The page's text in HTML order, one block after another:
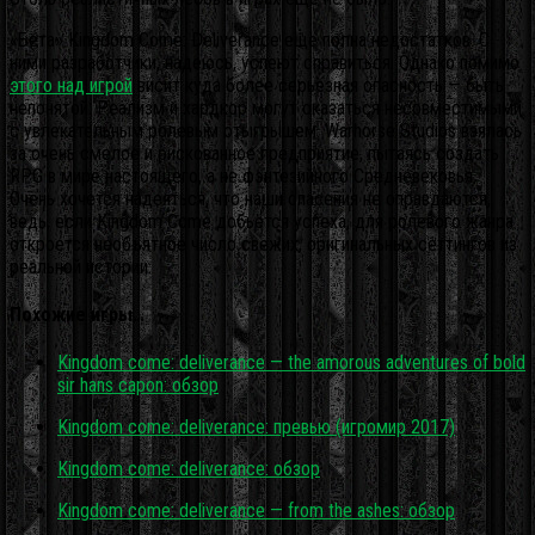
«Бета» Kingdom Come: Deliverance ещё полна недостатков. С
ними разработчики, надеюсь, успеют справиться. Однако помимо
этого над игрой висит куда более серьёзная опасность — быть
непонятой. Реализм и хардкор могут оказаться несовместимыми
с увлекательным ролевым отыгрышем. Warhorse Studios взялась
за очень смелое и рискованное предприятие, пытаясь создать
RPG в мире настоящего, а не фэнтезийного Средневековья.
Очень хочется надеяться, что наши опасения не оправдаются,
ведь, если Kingdom Come добьётся успеха, для ролевого жанра
откроется необъятное число свежих, оригинальных сеттингов из
реальной истории.
Похожие игры…
Kingdom come: deliverance — the amorous adventures of bold
sir hans capon: обзор
Kingdom come: deliverance: превью (игромир 2017)
Kingdom come: deliverance: обзор
Kingdom come: deliverance — from the ashes: обзор